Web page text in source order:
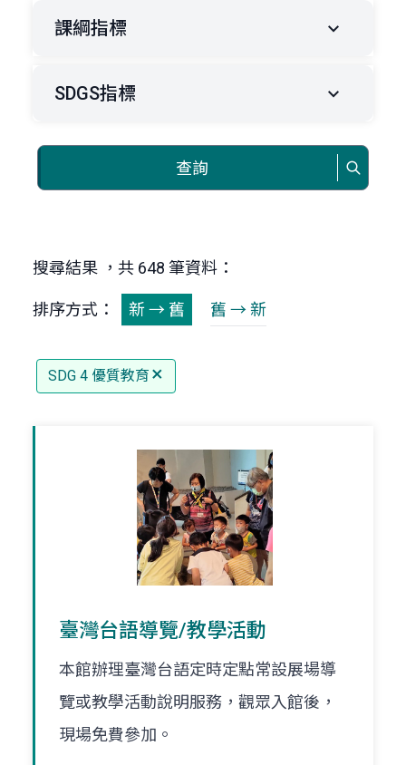
課綱指標
SDGS指標
查詢
搜尋結果 ，共 648 筆資料：
排序方式： 新 → 舊 舊 → 新
SDG 4 優質教育
臺灣台語導覽/教學活動
本館辦理臺灣台語定時定點常設展場導
覽或教學活動說明服務，觀眾入館後，
現場免費參加。